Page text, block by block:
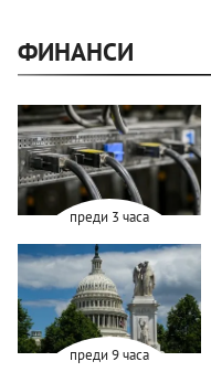
ФИНАНСИ
преди 3 часа
преди 9 часа